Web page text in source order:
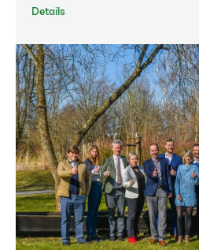
Details